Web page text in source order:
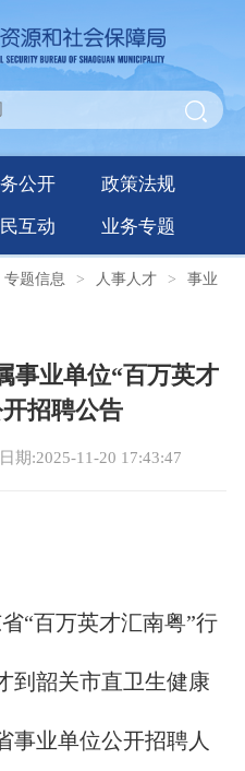
公开 政策法规
互动 业务专题
专题信息 > 人事人才 > 事业
事业单位“百万英才
招聘公告
期:2025-11-20 17:43:47
“百万英才汇南粤”行
到韶关市直卫生健康
事业单位公开招聘人